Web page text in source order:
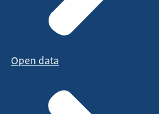
Open data